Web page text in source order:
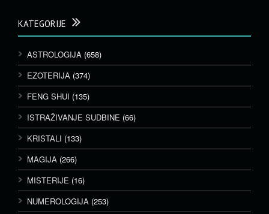
KATEGORIJE
ASTROLOGIJA (658)
EZOTERIJA (374)
FENG SHUI (135)
ISTRAŽIVANJE SUDBINE (66)
KRISTALI (133)
MAGIJA (266)
MISTERIJE (16)
NUMEROLOGIJA (253)